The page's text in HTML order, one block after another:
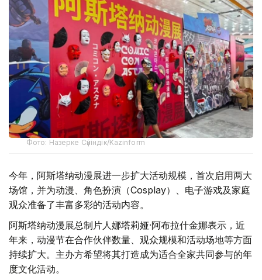
Фото: Назерке Сүйіндік/Kazinform
今年，阿斯塔纳动漫展进一步扩大活动规模，首次启用两大
场馆，并为动漫、角色扮演（Cosplay）、电子游戏及家庭
观众准备了丰富多彩的活动内容。
阿斯塔纳动漫展总制片人娜塔莉娅·阿布拉什金娜表示，近
年来，动漫节在合作伙伴数量、观众规模和活动场地等方面
持续扩大。主办方希望将其打造成为适合全家共同参与的年
度文化活动。